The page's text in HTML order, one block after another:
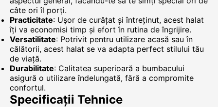
câte ori îl porți.
Practicitate: Ușor de curățat și întreținut, acest halat
îți va economisi timp și efort în rutina de îngrijire.
Versatilitate: Potrivit pentru utilizare acasă sau în
călătorii, acest halat se va adapta perfect stilului tău
de viață.
Durabilitate: Calitatea superioară a bumbacului
asigură o utilizare îndelungată, fără a compromite
confortul.
Specificații Tehnice